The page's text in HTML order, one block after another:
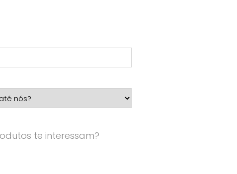
te interessam?